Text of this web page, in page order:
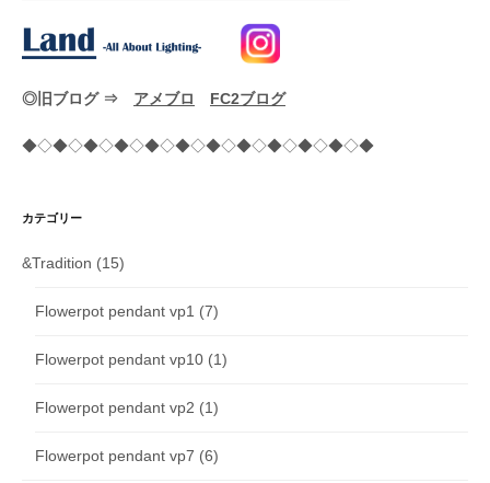
◎旧ブログ ⇒ アメブロ FC2ブログ
◆◇◆◇◆◇◆◇◆◇◆◇◆◇◆◇◆◇◆◇◆◇◆
カテゴリー
&Tradition (15)
Flowerpot pendant vp1 (7)
Flowerpot pendant vp10 (1)
Flowerpot pendant vp2 (1)
Flowerpot pendant vp7 (6)